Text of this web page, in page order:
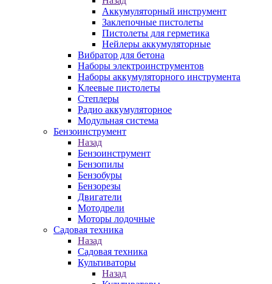
Аккумуляторный инструмент
Заклепочные пистолеты
Пистолеты для герметика
Нейлеры аккумуляторные
Вибратор для бетона
Наборы электроинструментов
Наборы аккумуляторного инструмента
Клеевые пистолеты
Степлеры
Радио аккумуляторное
Модульная система
Бензоинструмент
Назад
Бензоинструмент
Бензопилы
Бензобуры
Бензорезы
Двигатели
Мотодрели
Моторы лодочные
Садовая техника
Назад
Садовая техника
Культиваторы
Назад